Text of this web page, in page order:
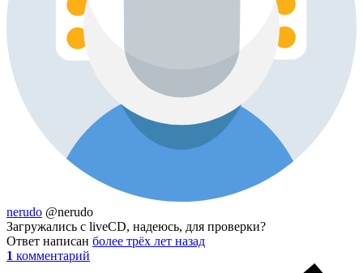
nerudo @nerudo
Загружались с liveCD, надеюсь, для проверки?
Ответ написан более трёх лет назад
1 комментарий